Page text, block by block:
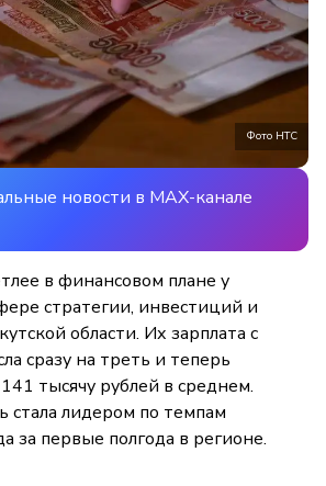
Фото НТС
новости в MAX-канале
в финансовом плане у
стратегии, инвестиций и
области. Их зарплата с
сразу на треть и теперь
тысячу рублей в среднем.
стала лидером по темпам
за первые полгода в регионе.